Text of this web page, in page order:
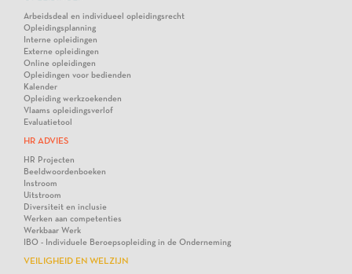
Arbeidsdeal en individueel opleidingsrecht
Opleidingsplanning
Interne opleidingen
Externe opleidingen
Online opleidingen
Opleidingen voor bedienden
Kalender
Opleiding werkzoekenden
Vlaams opleidingsverlof
Evaluatietool
HR ADVIES
HR Projecten
Beeldwoordenboeken
Instroom
Uitstroom
Diversiteit en inclusie
Werken aan competenties
Werkbaar Werk
IBO - Individuele Beroepsopleiding in de Onderneming
VEILIGHEID EN WELZIJN